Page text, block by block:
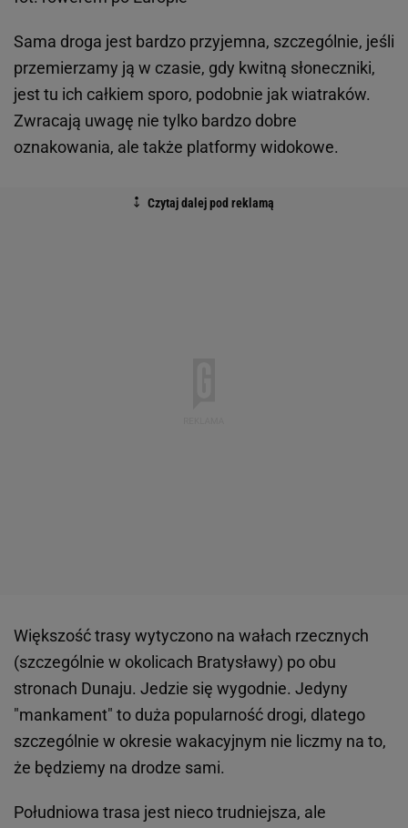
Sama droga jest bardzo przyjemna, szczególnie, jeśli
przemierzamy ją w czasie, gdy kwitną słoneczniki,
jest tu ich całkiem sporo, podobnie jak wiatraków.
Zwracają uwagę nie tylko bardzo dobre
oznakowania, ale także platformy widokowe.
Większość trasy wytyczono na wałach rzecznych
(szczególnie w okolicach Bratysławy) po obu
stronach Dunaju. Jedzie się wygodnie. Jedyny
"mankament" to duża popularność drogi, dlatego
szczególnie w okresie wakacyjnym nie liczmy na to,
że będziemy na drodze sami.
Południowa trasa jest nieco trudniejsza, ale